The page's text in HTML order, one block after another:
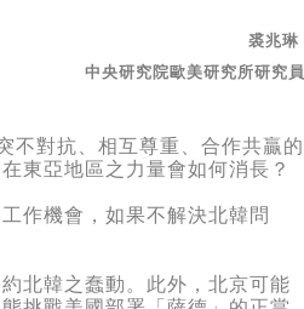
裘兆琳
中央研究院歐美研究所研究員
對抗、相互尊重、合作共贏的
東亞地區之力量會如何消長？
作機會，如果不解決北韓問
北韓之蠢動。此外，北京可能